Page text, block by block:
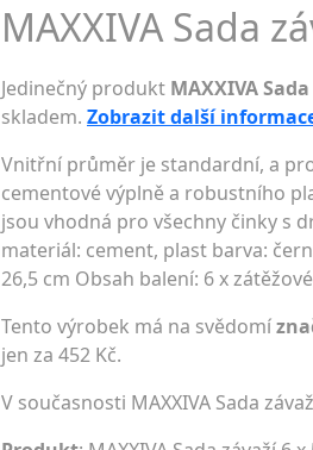
MAXXIVA Sada
Jedinečný produkt MAXXIVA
skladem. Zobrazit další
Vnitřní průměr je standardní, a
cementové výplně a robustního
jsou vhodná pro všechny činky s
materiál: cement, plast barva:
26,5 cm Obsah balení: 6 x
Tento výrobek má na svědomí
jen za 452 Kč.
V současnosti MAXXIVA Sada